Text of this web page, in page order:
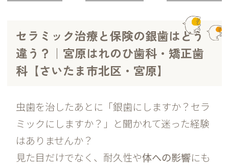
セラミック治療と保険の銀歯はどう
違う？｜宮原はれのひ歯科・矯正歯
科【さいたま市北区・宮原】
虫歯を治したあとに「銀歯にしますか？セラ
ミックにしますか？」と聞かれて迷った経験
はありませんか？
見た目だけでなく、耐久性や体への影響にも